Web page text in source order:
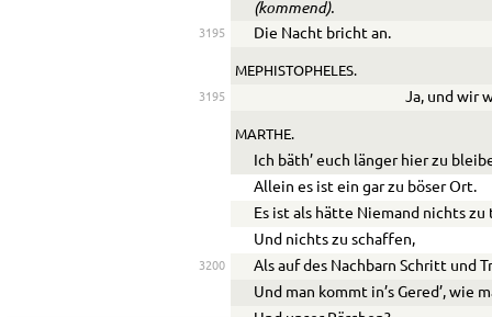
(kommend).
3195 Die Nacht bricht an.
MEPHISTOPHELES.
3195 Ja, und wir
MARTHE.
Ich bäth’ euch länger hier zu
Allein es ist ein gar zu böser Ort.
Es ist als hätte Niemand nichts
Und nichts zu schaffen,
3200
Als auf des Nachbarn Schritt und
Und man kommt in’s Gered’, wie